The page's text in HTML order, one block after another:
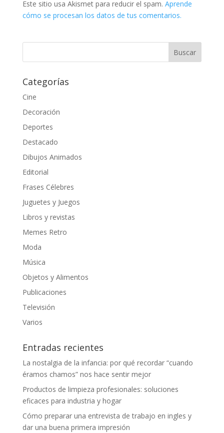
Este sitio usa Akismet para reducir el spam. Aprende
cómo se procesan los datos de tus comentarios.
Categorías
Cine
Decoración
Deportes
Destacado
Dibujos Animados
Editorial
Frases Célebres
Juguetes y Juegos
Libros y revistas
Memes Retro
Moda
Música
Objetos y Alimentos
Publicaciones
Televisión
Varios
Entradas recientes
La nostalgia de la infancia: por qué recordar “cuando
éramos chamos” nos hace sentir mejor
Productos de limpieza profesionales: soluciones
eficaces para industria y hogar
Cómo preparar una entrevista de trabajo en ingles y
dar una buena primera impresión